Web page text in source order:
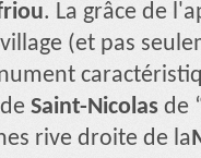
. La grâce de
(et pas
Saint-Nicolas de
rive droite de la